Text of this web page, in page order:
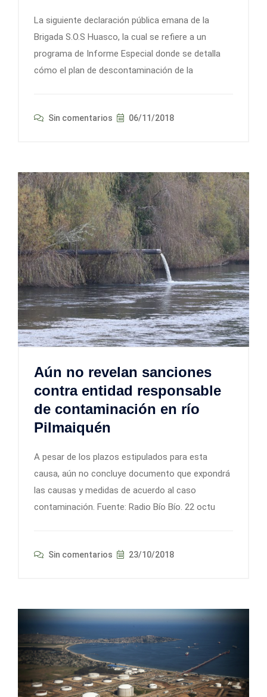
La siguiente declaración pública emana de la
Brigada S.O.S Huasco, la cual se refiere a un
programa de Informe Especial donde se detalla
cómo el plan de descontaminación de la
Sin comentarios 06/11/2018
Aún no revelan sanciones
contra entidad responsable
de contaminación en río
Pilmaiquén
A pesar de los plazos estipulados para esta
causa, aún no concluye documento que expondrá
las causas y medidas de acuerdo al caso
contaminación. Fuente: Radio Bío Bío. 22 octu
Sin comentarios 23/10/2018